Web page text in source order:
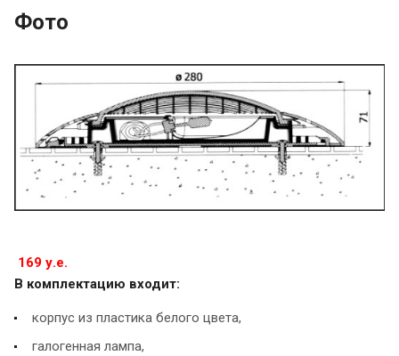
Фото
169 у.е.
В комплектацию входит:
корпус из пластика белого цвета,
галогенная лампа,